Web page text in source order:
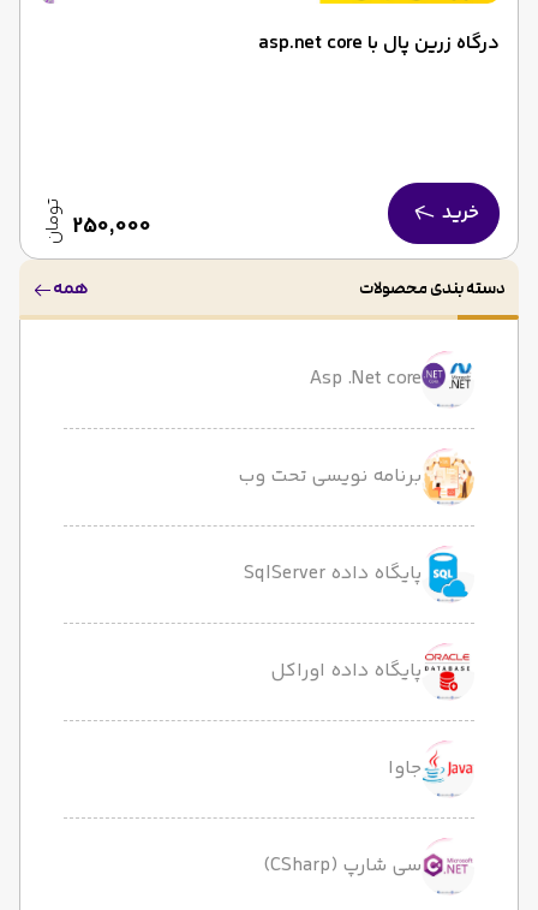
دسته بندی محصولات همه
Asp .Net core
برنامه نویسی تحت وب
پایگاه داده SqlServer
پایگاه داده اوراکل
جاوا
سی شارپ (CSharp)
درگاه زرین پال با asp.net core
خرید 250,000 تومان